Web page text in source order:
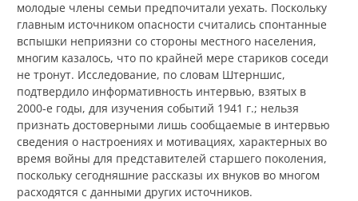
молодые члены семьи предпочитали уехать. Поскольку
главным источником опасности считались спонтанные
вспышки неприязни со стороны местного населения,
многим казалось, что по крайней мере стариков соседи
не тронут. Исследование, по словам Штерншис,
подтвердило информативность интервью, взятых в
2000‑е годы, для изучения событий 1941 г.; нельзя
признать достоверными лишь сообщаемые в интервью
сведения о настроениях и мотивациях, характерных во
время войны для представителей старшего поколения,
поскольку сегодняшние рассказы их внуков во многом
расходятся с данными других источников.